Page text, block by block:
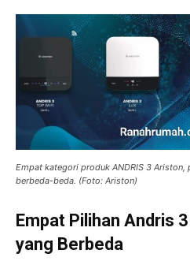
Empat kategori produk ANDRIS 3 Ariston,
berbeda-beda. (Foto: Ariston)
Empat Pilihan Andris
yang Berbeda